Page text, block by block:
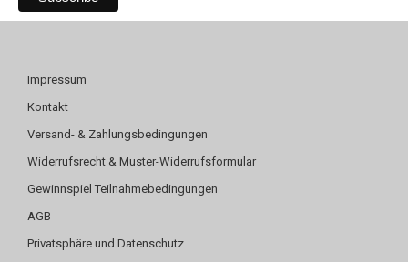
Impressum
Kontakt
Versand- & Zahlungsbedingungen
Widerrufsrecht & Muster-Widerrufsformular
Gewinnspiel Teilnahmebedingungen
AGB
Privatsphäre und Datenschutz